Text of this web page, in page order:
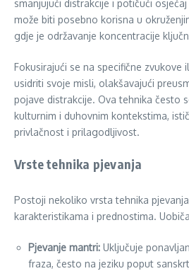
smanjujući distrakcije i potičući
može biti posebno korisna u
gdje je održavanje koncentracije
Fokusirajući se na specifične zvukove
usidriti svoje misli, olakšavajući
pojave distrakcije. Ova tehnika često
kulturnim i duhovnim kontekstima,
privlačnost i prilagodljivost.
Vrste tehnika pjevanja
Postoji nekoliko vrsta tehnika
karakteristikama i prednostima.
Pjevanje mantri: Uključuje
fraza, često na jeziku poput